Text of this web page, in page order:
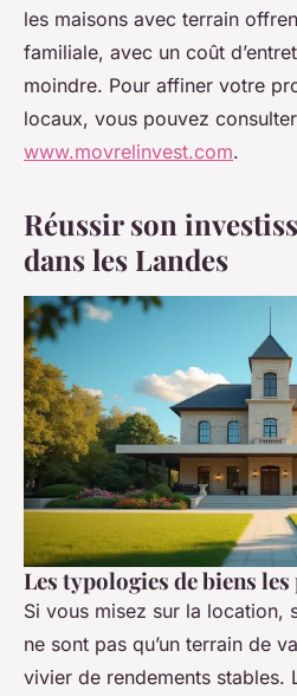
les maisons avec terrain
familiale, avec un coût
moindre. Pour affiner votre
locaux, vous pouvez
www.movrelinvest.com.
Réussir son
dans les Landes
Les typologies de biens
Si vous misez sur la location,
ne sont pas qu’un terrain de
vivier de rendements stables.